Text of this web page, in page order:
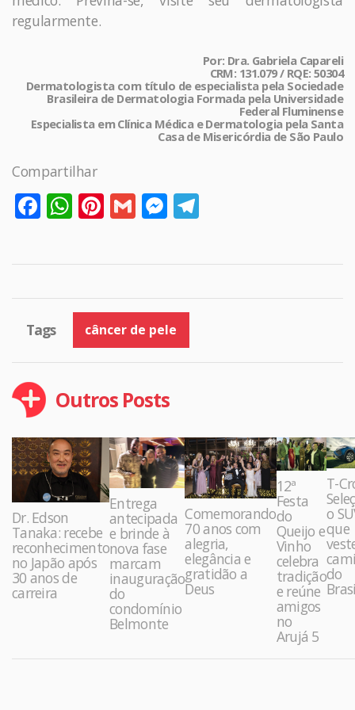
regularmente.
Por: Dra. Gabriela Capareli
CRM: 131.079 / RQE: 50304
Dermatologista com título de especialista pela Sociedade
Brasileira de Dermatologia Formada pela Universidade
Federal Fluminense
Especialista em Clínica Médica e Dermatologia pela Santa
Casa de Misericórdia de São Paulo
Compartilhar
Facebook
WhatsApp
Pinterest
GmailMessenger
Tags câncer de pele
Outros Posts
Dr. Edson
Tanaka: recebe
reconhecimento
no Japão após
30 anos de
carreira
Entrega
antecipada
e brinde à
nova fase
marcam
inauguração
do
condomínio
Belmonte
Comemorando
70 anos com
alegria,
elegância e
gratidão a
Deus
12ª
Festa
do
Queijo e
Vinho
celebra
tradição
e reúne
amigos
no
Arujá 5
T-
o
que
do